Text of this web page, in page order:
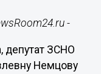
-
депутат ЗСНО
Немцову